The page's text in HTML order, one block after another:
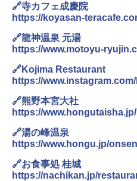
🔗寺カフェ成慶院
https://koyasan-
🔗龍神温泉 元湯
https://www.motoyu-
🔗Kojima Restaurant
https://
🔗熊野本宮大社
https://www.hongutaisha.jp/
🔗湯の峰温泉
https://www.hongu.jp/
🔗お食事処 桂城
https://nachikan.jp/